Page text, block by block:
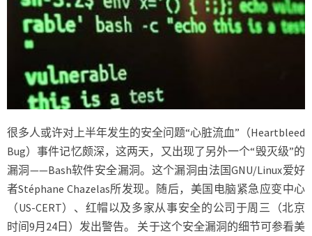
很多人或许对上半年发生的安全问题“心脏流血”（Heartbleed
Bug）事件记忆颇深，这两天，又出现了另外一个“毁灭级”的
漏洞——Bash软件安全漏洞。这个漏洞由法国GNU/Linux爱好
者Stéphane Chazelas所发现。随后，美国电脑紧急应变中心
（US-CERT）、红帽以及多家从事安全的公司于周三（北京
时间9月24日）发出警告。 关于这个安全漏洞的细节可参看美